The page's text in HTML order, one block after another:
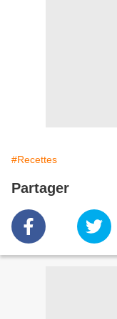
#Recettes
Partager